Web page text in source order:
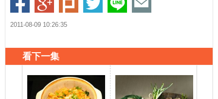
2011-08-09 10:26:35
看下一集